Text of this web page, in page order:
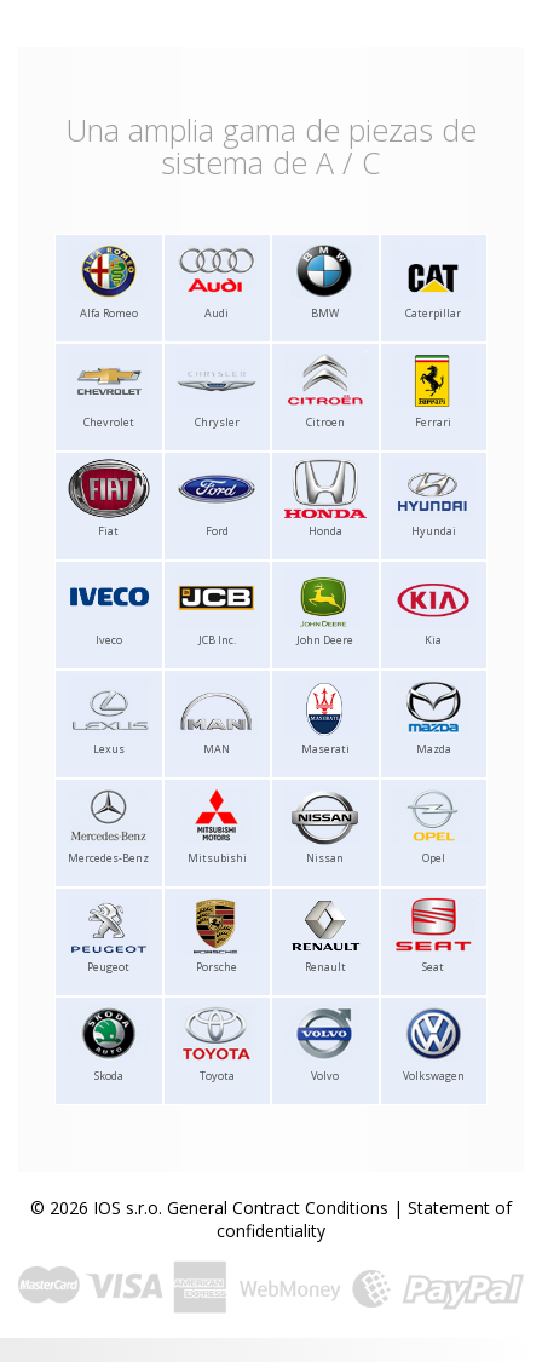
Una amplia gama de piezas de
sistema de A / C
Alfa Romeo Audi BMW Caterpillar
Chevrolet Chrysler Citroen Ferrari
Fiat Ford Honda Hyundai
Iveco JCB Inc. John Deere Kia
Lexus MAN Maserati Mazda
Mercedes-Benz Mitsubishi Nissan Opel
Peugeot Porsche Renault Seat
Skoda Toyota Volvo Volkswagen
© 2026 IOS s.r.o. General Contract Conditions | Statement of
confidentiality